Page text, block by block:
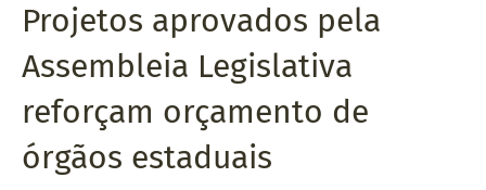
Projetos aprovados pela
Assembleia Legislativa
reforçam orçamento de
órgãos estaduais